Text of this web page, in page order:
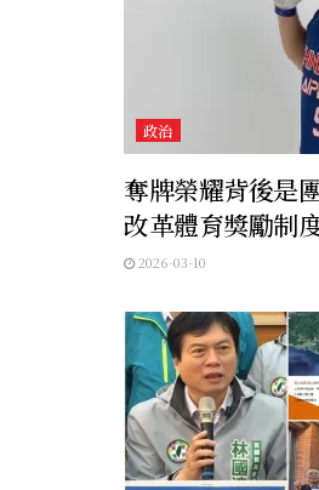
政治
奪牌榮耀背後是
改革體育獎勵制
2026-03-10